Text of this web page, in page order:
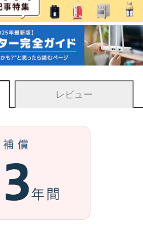
レビュー